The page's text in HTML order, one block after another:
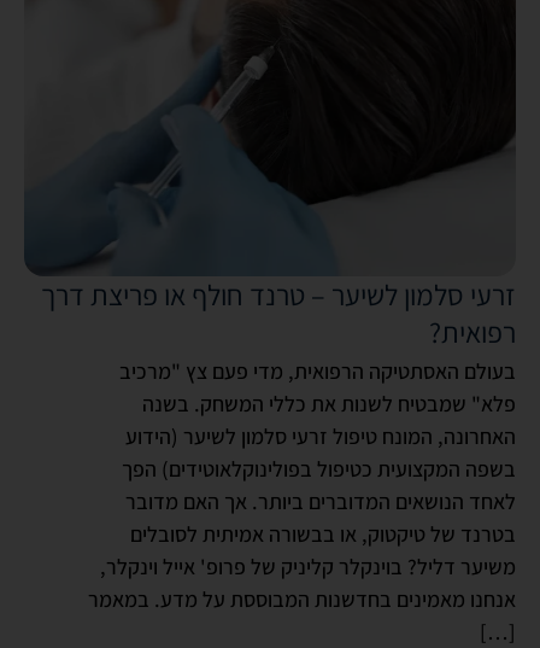
זרעי סלמון לשיער – טרנד חולף או פריצת דרך
רפואית?
בעולם האסתטיקה הרפואית, מדי פעם צץ "מרכיב
פלא" שמבטיח לשנות את כללי המשחק. בשנה
האחרונה, המונח טיפול זרעי סלמון לשיער (הידוע
בשפה המקצועית כטיפול בפולינוקלאוטידים) הפך
לאחד הנושאים המדוברים ביותר. אך האם מדובר
בטרנד של טיקטוק, או בבשורה אמיתית לסובלים
משיער דליל? בוינקלר קליניק של פרופ' אייל וינקלר,
אנחנו מאמינים בחדשנות המבוססת על מדע. במאמר
[…]